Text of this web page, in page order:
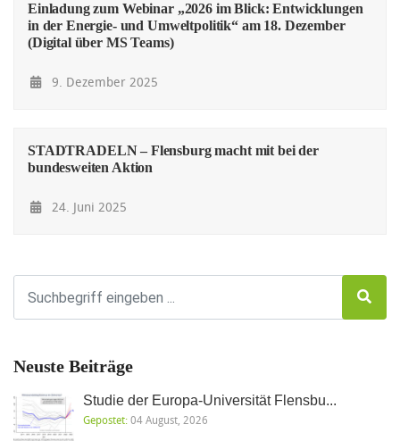
Einladung zum Webinar „2026 im Blick: Entwicklungen
in der Energie- und Umweltpolitik“ am 18. Dezember
(Digital über MS Teams)
9. Dezember 2025
STADTRADELN – Flensburg macht mit bei der
bundesweiten Aktion
24. Juni 2025
Neuste Beiträge
Studie der Europa-Universität Flensbu...
Gepostet:04 August, 2026